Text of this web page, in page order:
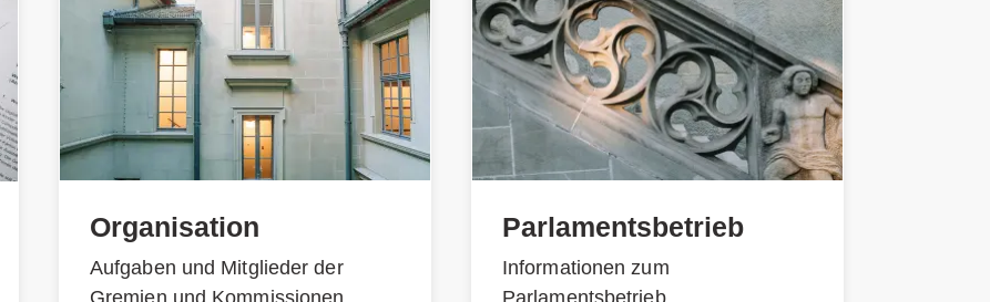
Organisation
Aufgaben und Mitglieder der
Gremien und Kommissionen
Parlamentsbetrieb
Informationen zum